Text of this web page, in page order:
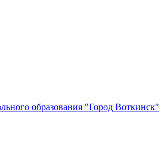
образования "Город Воткинск"